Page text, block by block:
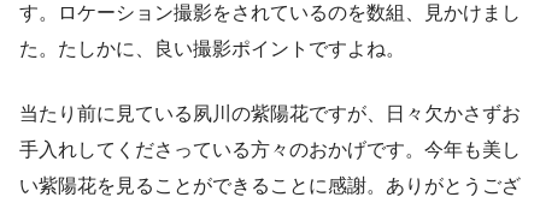
す。ロケーション撮影をされているのを数組、見かけまし
た。たしかに、良い撮影ポイントですよね。
当たり前に見ている夙川の紫陽花ですが、日々欠かさずお
手入れしてくださっている方々のおかげです。今年も美し
い紫陽花を見ることができることに感謝。ありがとうござ